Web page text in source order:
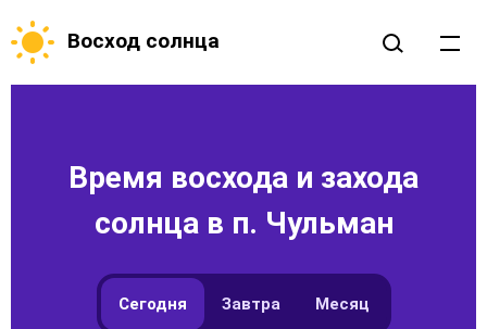
Восход солнца
Время восхода и захода
солнца в п. Чульман
Сегодня Завтра Месяц